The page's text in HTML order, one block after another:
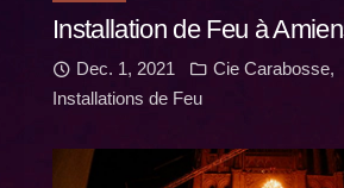
Installation de Feu à
Dec. 1, 2021 Cie Carabosse,
Installations de Feu